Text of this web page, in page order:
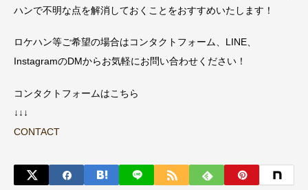
ハンで不明な点を解消しておくことをおすすめいたします！
ロケハン等ご希望の場合はコンタクトフォーム、LINE、
InstagramのDMからお気軽にお問い合わせください！
コンタクトフォームはこちら
↓↓↓
CONTACT